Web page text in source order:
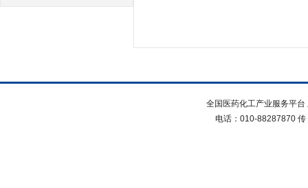
全国医药化工产业服务平
电话：010-88287870